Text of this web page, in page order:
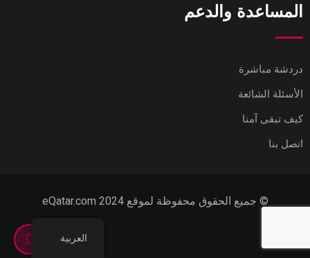
المساعدة والدعم
دردشة مباشرة
الأسئلة الشائعة
كيف تبقى آمنا
اتصل بنا
© جميع الحقوق محفوظة لموقع eQatar.com 2024
العربية